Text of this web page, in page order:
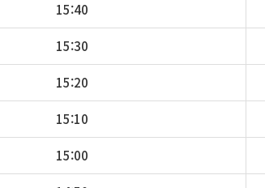
15:40
15:30
15:20
15:10
15:00